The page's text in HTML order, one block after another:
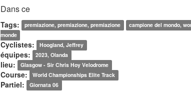
Dans ce
Tags: premiazione, premiazione, premiazione
campione del mondo,
monde
Cyclistes: Hoogland, Jeffrey
équipes: 2023, Olanda
lieu: Glasgow - Sir Chris Hoy Velodrome
Course: World Championships Elite Track
Partiel: Giornata 06